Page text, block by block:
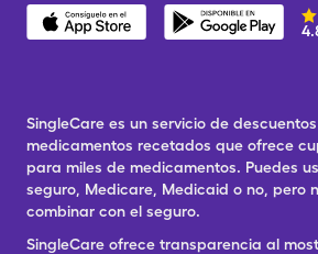
SingleCare es un servicio de
medicamentos recetados que ofrece
para miles de medicamentos. Puedes
seguro, Medicare, Medicaid o no, pero
combinar con el seguro.
SingleCare ofrece transparencia al